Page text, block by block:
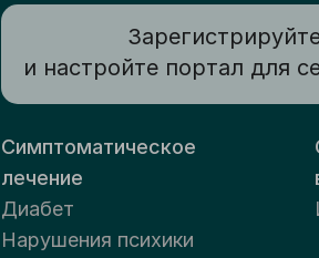
и настройте портал для
Симптоматическое
лечение
Диабет
Нарушения психики